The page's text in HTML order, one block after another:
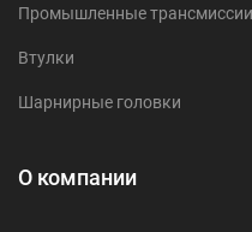
Промышленные трансмиссии
Втулки
Шарнирные головки
О компании